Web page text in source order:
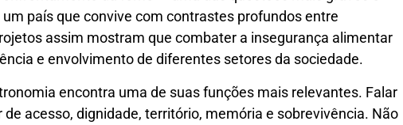
país que convive com contrastes profundos entre
assim mostram que combater a insegurança alimentar
e envolvimento de diferentes setores da sociedade.
encontra uma de suas funções mais relevantes. Falar
acesso, dignidade, território, memória e sobrevivência. Não